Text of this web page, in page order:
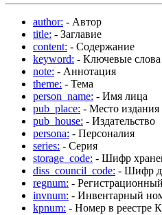
author: - Автор
title: - Заглавие
content: - Содержание
keyword: - Ключевые слова
note: - Аннотация
theme: - Тема
person_name: - Имя лица
pub_place: - Место издания
pub_house: - Издательство
persona: - Персоналия
series: - Серия
storage_code: - Шифр
diss_council_code: - Шифр
regnum: -
invnum: - Инвентарный
kpnum: - Номер в реестре